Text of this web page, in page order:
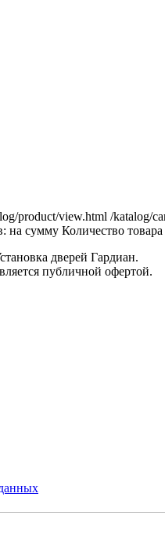
product/view.html /katalog/
на сумму Количество
дверей Гардиан.
публичной офертой.